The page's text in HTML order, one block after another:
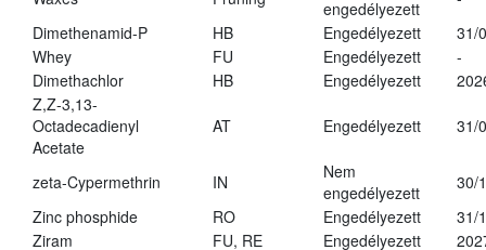
engedélyezett
Dimethenamid-P
HB Engedélyezett
31/
Whey
FU Engedélyezett
-
Dimethachlor
HB Engedélyezett
Z,Z-3,13-
Octadecadienyl
Acetate
AT Engedélyezett 31/
zeta-Cypermethrin IN
Nem
engedélyezett
30/
Zinc phosphide
RO Engedélyezett
31/
Ziram
FU, RE Engedélyezett